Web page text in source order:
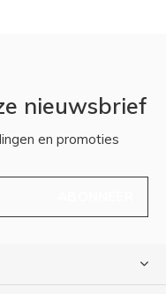
nieuwsbrief
en promoties